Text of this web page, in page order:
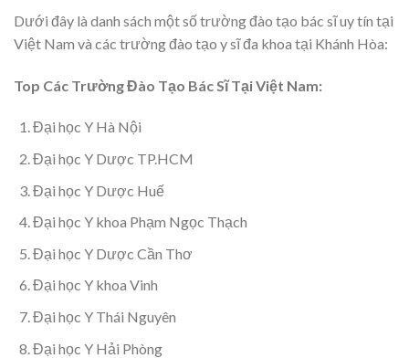
Dưới đây là danh sách một số trường đào tạo bác sĩ uy tín tại
Việt Nam và các trường đào tạo y sĩ đa khoa tại Khánh Hòa:
Top Các Trường Đào Tạo Bác Sĩ Tại Việt Nam:
Đại học Y Hà Nội
Đại học Y Dược TP.HCM
Đại học Y Dược Huế
Đại học Y khoa Phạm Ngọc Thạch
Đại học Y Dược Cần Thơ
Đại học Y khoa Vinh
Đại học Y Thái Nguyên
Đại học Y Hải Phòng